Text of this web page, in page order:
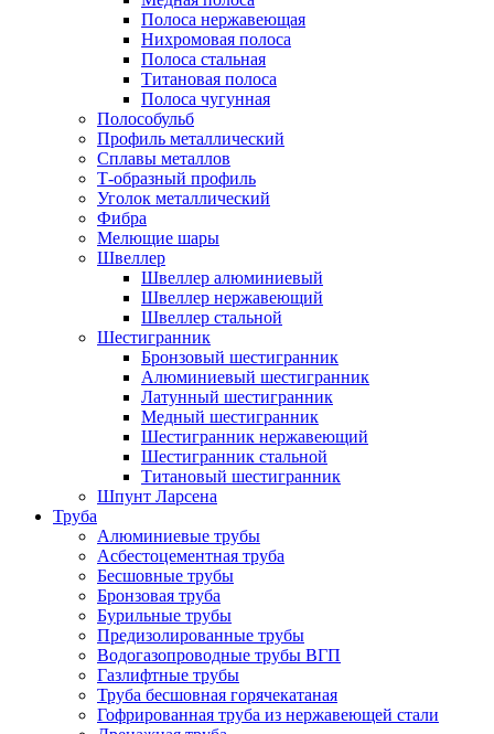
Полоса нержавеющая
Нихромовая полоса
Полоса стальная
Титановая полоса
Полоса чугунная
Полособульб
Профиль металлический
Сплавы металлов
Т-образный профиль
Уголок металлический
Фибра
Мелющие шары
Швеллер
Швеллер алюминиевый
Швеллер нержавеющий
Швеллер стальной
Шестигранник
Бронзовый шестигранник
Алюминиевый шестигранник
Латунный шестигранник
Медный шестигранник
Шестигранник нержавеющий
Шестигранник стальной
Титановый шестигранник
Шпунт Ларсена
Труба
Алюминиевые трубы
Асбестоцементная труба
Бесшовные трубы
Бронзовая труба
Бурильные трубы
Предизолированные трубы
Водогазопроводные трубы ВГП
Газлифтные трубы
Труба бесшовная горячекатаная
Гофрированная труба из нержавеющей стали